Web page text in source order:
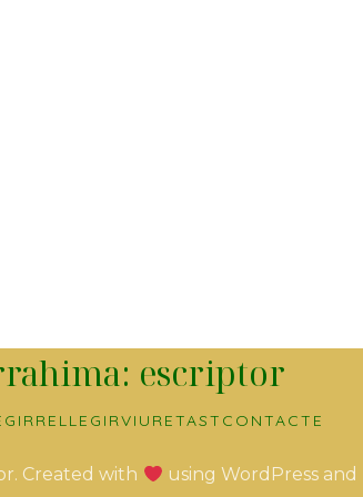
escriptor
RELLEGIRVIURETAST CONTACTE
Created with using WordPress and